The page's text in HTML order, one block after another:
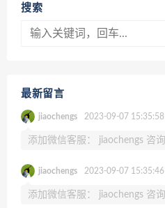
搜索
最新留言
jiaochengs 2023-09-07 15:35:58
添加微信客服： jiaochengs 咨询
jiaochengs 2023-09-07 15:35:46
添加微信客服： jiaochengs 咨询